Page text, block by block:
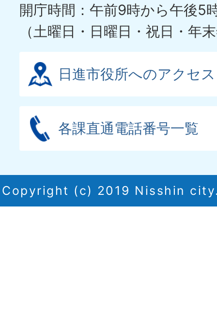
開庁時間：午前9時から午後5
（土曜日・日曜日・祝日・年
日進市役所へのアクセス
各課直通電話番号一覧
Copyright (c) 2019 Nisshin